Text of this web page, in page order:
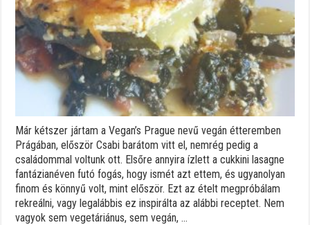
Már kétszer jártam a Vegan’s Prague nevű vegán étteremben
Prágában, először Csabi barátom vitt el, nemrég pedig a
családommal voltunk ott. Elsőre annyira ízlett a cukkini lasagne
fantázianéven futó fogás, hogy ismét azt ettem, és ugyanolyan
finom és könnyű volt, mint először. Ezt az ételt megpróbálam
rekreálni, vagy legalábbis ez inspirálta az alábbi receptet. Nem
vagyok sem vegetáriánus, sem vegán, ...